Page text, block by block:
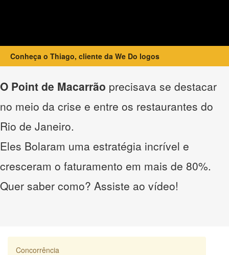
Conheça o Thiago, cliente da We Do logos
O Point de Macarrão precisava se destacar
no meio da crise e entre os restaurantes do
Rio de Janeiro.
Eles Bolaram uma estratégia incrível e
cresceram o faturamento em mais de 80%.
Quer saber como? Assiste ao vídeo!
Concorrência